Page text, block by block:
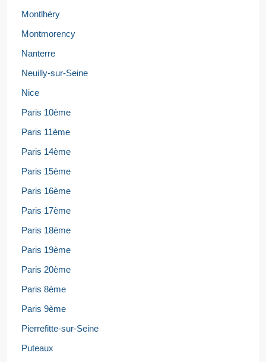
Montlhéry
Montmorency
Nanterre
Neuilly-sur-Seine
Nice
Paris 10ème
Paris 11ème
Paris 14ème
Paris 15ème
Paris 16ème
Paris 17ème
Paris 18ème
Paris 19ème
Paris 20ème
Paris 8ème
Paris 9ème
Pierrefitte-sur-Seine
Puteaux